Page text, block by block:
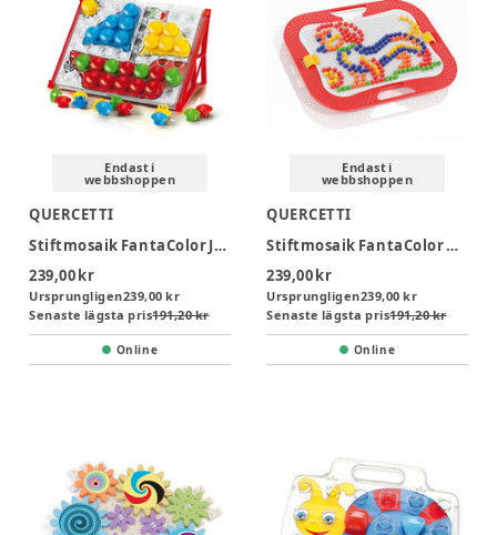
Endast i
webbshoppen
QUERCETTI
Stiftmosaik FantaColor Junior Basic
239,00 kr
Ursprungligen239,00 kr
Senaste lägsta pris191,20 kr
Online
Endast i
webbshoppen
QUERCETTI
Stiftmosaik FantaColor Design 300 delar
239,00 kr
Ursprungligen239,00 kr
Senaste lägsta pris191,20 kr
Online